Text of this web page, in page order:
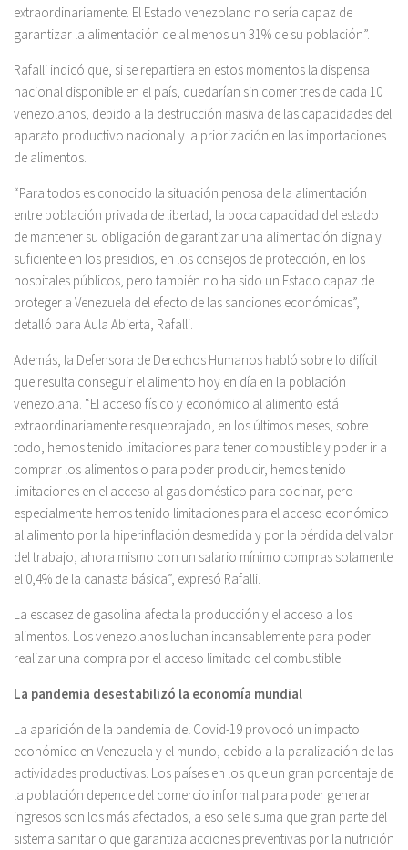
extraordinariamente. El Estado venezolano no sería capaz de
garantizar la alimentación de al menos un 31% de su población”.
Rafalli indicó que, si se repartiera en estos momentos la dispensa
nacional disponible en el país, quedarían sin comer tres de cada 10
venezolanos, debido a la destrucción masiva de las capacidades del
aparato productivo nacional y la priorización en las importaciones
de alimentos.
“Para todos es conocido la situación penosa de la alimentación
entre población privada de libertad, la poca capacidad del estado
de mantener su obligación de garantizar una alimentación digna y
suficiente en los presidios, en los consejos de protección, en los
hospitales públicos, pero también no ha sido un Estado capaz de
proteger a Venezuela del efecto de las sanciones económicas”,
detalló para Aula Abierta, Rafalli.
Además, la Defensora de Derechos Humanos habló sobre lo difícil
que resulta conseguir el alimento hoy en día en la población
venezolana. “El acceso físico y económico al alimento está
extraordinariamente resquebrajado, en los últimos meses, sobre
todo, hemos tenido limitaciones para tener combustible y poder ir a
comprar los alimentos o para poder producir, hemos tenido
limitaciones en el acceso al gas doméstico para cocinar, pero
especialmente hemos tenido limitaciones para el acceso económico
al alimento por la hiperinflación desmedida y por la pérdida del valor
del trabajo, ahora mismo con un salario mínimo compras solamente
el 0,4% de la canasta básica”, expresó Rafalli.
La escasez de gasolina afecta la producción y el acceso a los
alimentos. Los venezolanos luchan incansablemente para poder
realizar una compra por el acceso limitado del combustible.
La pandemia desestabilizó la economía mundial
La aparición de la pandemia del Covid-19 provocó un impacto
económico en Venezuela y el mundo, debido a la paralización de las
actividades productivas. Los países en los que un gran porcentaje de
la población depende del comercio informal para poder generar
ingresos son los más afectados, a eso se le suma que gran parte del
sistema sanitario que garantiza acciones preventivas por la nutrición